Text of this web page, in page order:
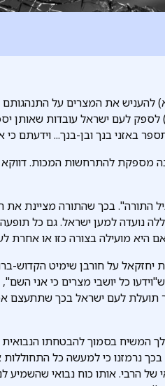
להעניש את המצרים על התנהגותם
לספק לעם ישראל עובדות שאותן
באזני בנך ובן-בנך... וידעתם כי
מספקת להתרחשות המכות.
התורה". בכך שהתורה מציינת
נועדה למען ישראל. גם כל
היא מועילה בצורה כזו או אחרת
יחזקאל על חורבן שימיט הקדוש-
כל יושבי מצרים כי אני השם",
תועלת לעם ישראל בכך שתתעצם
המשיח בסמוך להבטחתו
נרמזנו כי למעשה כל
של הרבי. אותו כוח נבואי שהשמיע